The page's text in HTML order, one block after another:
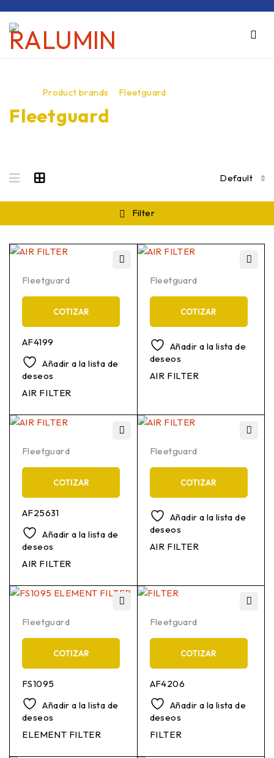
Fleetguard
Product brands Fleetguard
Default
Filter
Fleetguard
COTIZAR
AF4199
Añadir a la lista de
deseos
AIR FILTER
Fleetguard
COTIZAR
Añadir a la lista de
deseos
AIR FILTER
Fleetguard
COTIZAR
AF25631
Añadir a la lista de
deseos
AIR FILTER
Fleetguard
COTIZAR
Añadir a la lista de
deseos
AIR FILTER
Fleetguard
COTIZAR
FS1095
Añadir a la lista de
deseos
ELEMENT FILTER
Fleetguard
COTIZAR
AF4206
Añadir a la lista de
deseos
FILTER